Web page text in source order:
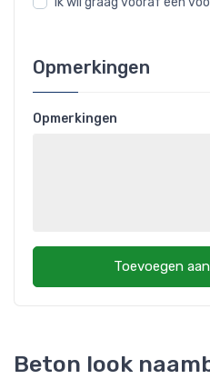
Beton look
Opmerkingen
Opmerkingen
Toevoegen